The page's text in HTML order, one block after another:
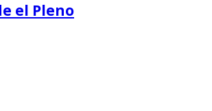
el Pleno